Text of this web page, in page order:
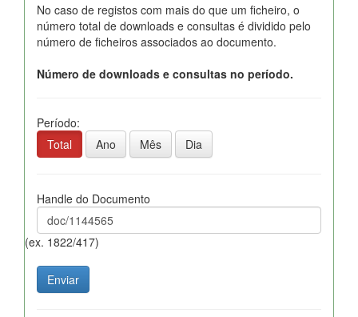
No caso de registos com mais do que um ficheiro, o
número total de downloads e consultas é dividido pelo
número de ficheiros associados ao documento.
Número de downloads e consultas no período.
Período:
Total
Ano Mês Dia
Handle do Documento
(ex. 1822/417)